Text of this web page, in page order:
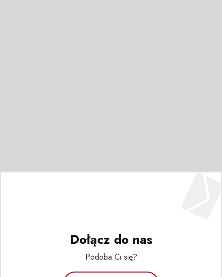
Dołącz do nas
Podoba Ci się?